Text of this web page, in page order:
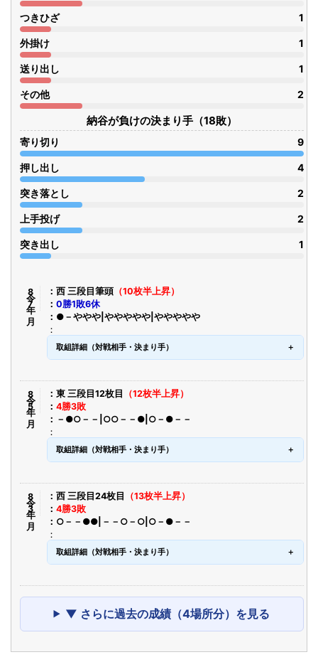
つきひざ 1
外掛け 1
送り出し 1
その他 2
納谷が負けの決まり手（18敗）
寄り切り 9
押し出し 4
突き落とし 2
上手投げ 2
突き出し 1
令8年7月 西 三段目筆頭 （10枚半上昇）
0勝1敗6休
●－ややや|ややややや|ややややや
取組詳細（対戦相手・決まり手）
令8年5月 東 三段目12枚目
（12枚半上昇）
4勝3敗
－●○－－|○○－－●|○－●－－
取組詳細（対戦相手・決まり手）
令8年3月 西 三段目24枚目
（13枚半上昇）
4勝3敗
○－－●●|－－○－○|○－●－－
取組詳細（対戦相手・決まり手）
▼ さらに過去の成績（4場所分）を見る